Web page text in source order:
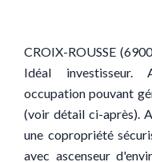
CROIX-ROUSSE
Idéal
occupation pouvant
(voir détail ci-après).
une copropriété
avec ascenseur